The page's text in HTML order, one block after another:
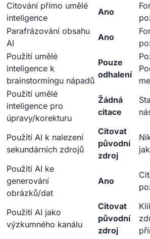
Citování přímo umělé
inteligence
Ano
Parafrázování obsahu
AI
Ano
Použití umělé
inteligence k
brainstormingu nápadů
Pouze
odhalení
Použití umělé
inteligence pro
úpravy/korekturu
Žádná
citace
Použití AI k nalezení
sekundárních zdrojů
Citovat
původní
zdroj
Použití AI ke
generování
obrázků/dat
Ano
Použití AI jako
výzkumného kanálu
Citovat
původní
zdroj